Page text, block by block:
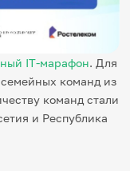
IT-марафон. Для
команд из
команд стали
и Республика